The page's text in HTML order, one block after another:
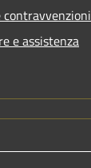
e assistenza